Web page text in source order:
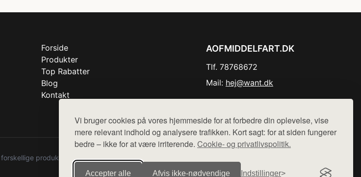
Vi bruger cookies på vores hjemmeside for at forbedre din oplevelse, vise
mere relevant indhold og analysere trafikken. Kort sagt: for at siden fungerer
bedre – ikke for at være irriterende. Cookie- og privatlivspolitik.
Accepter alle Afvis ikke‑nødvendige Indstillinger
Forside
Produkter
Top Rabatter
Blog
Kontakt
AOFMIDDELFART.DK
Tlf. 78768672
Mail: hej@want.dk
produkter fra diverse webshops. Der sælges ikke varer fra denne side - vi henviser til de shops,